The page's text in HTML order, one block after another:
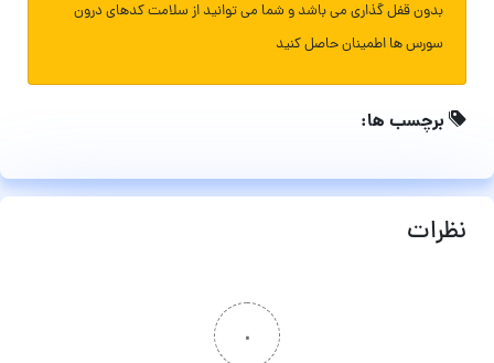
بدون قفل گذاری می باشد و شما می توانید از سلامت کدهای درون
سورس ها اطمینان حاصل کنید
برچسب ها:
نظرات
۰